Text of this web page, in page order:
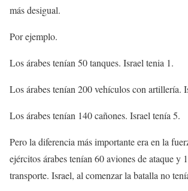
más desigual.
Por ejemplo.
Los árabes tenían 50 tanques. Israel tenia 1.
Los árabes tenían 200 vehículos con artillería.
Los árabes tenían 140 cañones. Israel tenía 5.
Pero la diferencia más importante era en la
ejércitos árabes tenían 60 aviones de ataque y
transporte. Israel, al comenzar la batalla no